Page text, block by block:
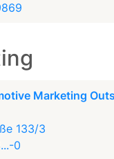
Marketing
133/3
0